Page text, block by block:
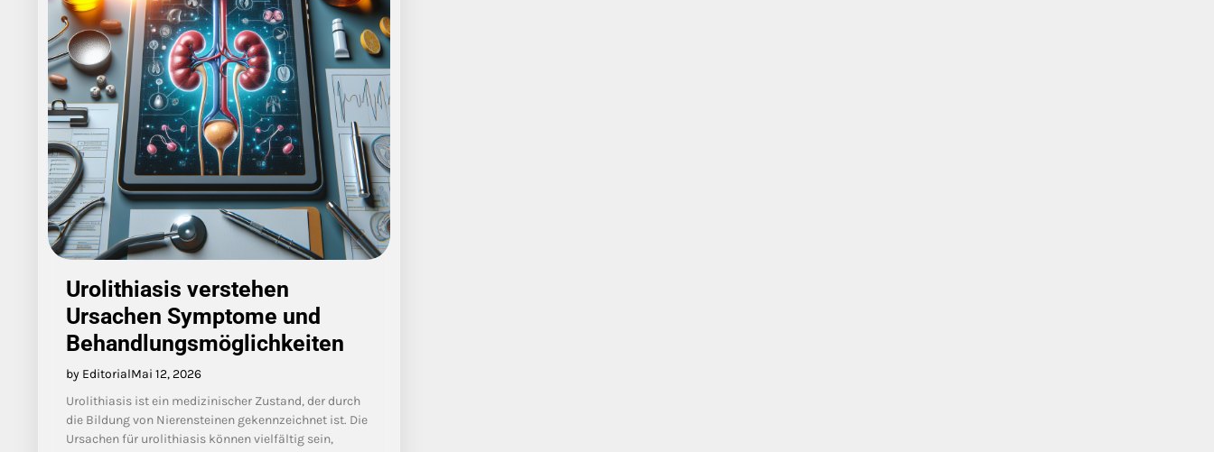
Urolithiasis verstehen
Ursachen Symptome und
Behandlungsmöglichkeiten
by EditorialMai 12, 2026
Urolithiasis ist ein medizinischer Zustand, der durch
die Bildung von Nierensteinen gekennzeichnet ist. Die
Ursachen für urolithiasis können vielfältig sein,